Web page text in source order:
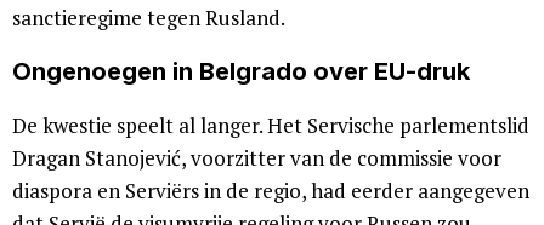
sanctieregime tegen Rusland.
Ongenoegen in Belgrado over EU-druk
De kwestie speelt al langer. Het Servische parlementslid
Dragan Stanojević, voorzitter van de commissie voor
diaspora en Serviërs in de regio, had eerder aangegeven